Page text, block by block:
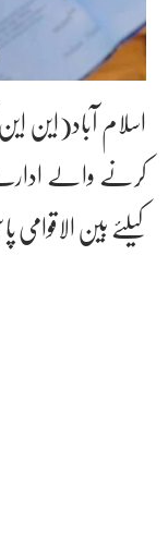
اسلام آباد(این
کرنے والے
کیلئے بین